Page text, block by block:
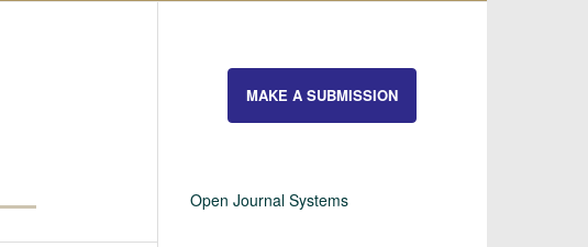
MAKE A SUBMISSION
Open Journal Systems